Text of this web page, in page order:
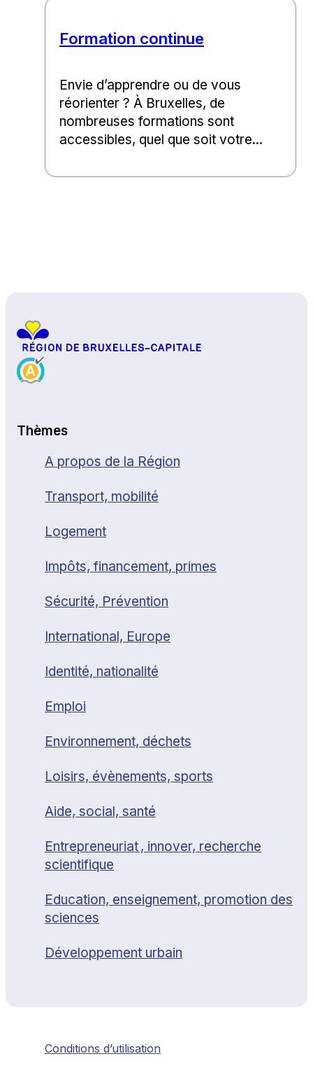
Formation continue
Envie d’apprendre ou de vous
réorienter ? À Bruxelles, de
nombreuses formations sont
accessibles, quel que soit votre...
Thèmes
A propos de la Région
Transport, mobilité
Logement
Impôts, financement, primes
Sécurité, Prévention
International, Europe
Identité, nationalité
Emploi
Environnement, déchets
Loisirs, évènements, sports
Aide, social, santé
Entrepreneuriat , innover, recherche
scientifique
Education, enseignement, promotion des
sciences
Développement urbain
Conditions d’utilisation